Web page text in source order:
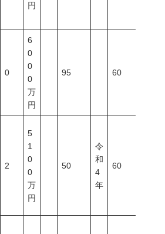
円
0
6
0
0
0
万
円
95 60
2
5
1
0
0
万
円
50
令
和
4
年
60